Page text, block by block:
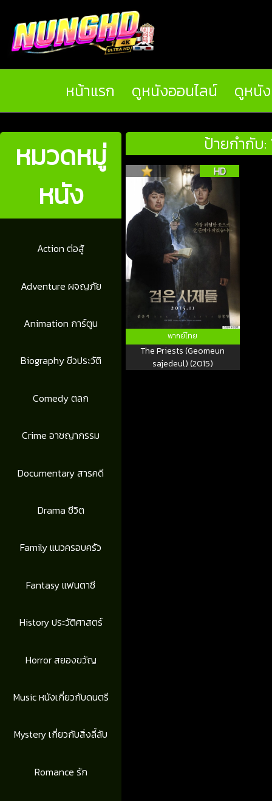
หน้าแรก ดูหนังออนไลน์ ดูหนั
หมวดหมู่
หนัง
Action ต่อสู้
Adventure ผจญภัย
Animation การ์ตูน
Biography ชีวประวัติ
Comedy ตลก
Crime อาชญากรรม
Documentary สารคดี
Drama ชีวิต
Family แนวครอบครัว
Fantasy แฟนตาซี
History ประวัติศาสตร์
Horror สยองขวัญ
Music หนังเกี่ยวกับดนตรี
Mystery เกี่ยวกับสิ่งลี้ลับ
Romance รัก
ป้ายกำกับ:
HD
พากย์ไทย
The Priests (Geomeun
sajedeul) (2015)